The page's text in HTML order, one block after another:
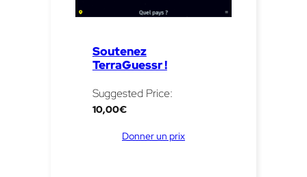
Soutenez
TerraGuessr !
Suggested Price:
10,00€
Donner un prix